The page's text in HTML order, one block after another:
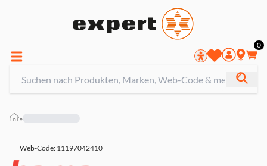
0
»
Web-Code: 11197042410